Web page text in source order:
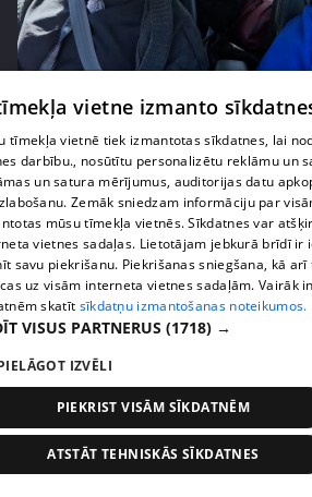
"Tevi sagaida pārsteigums!"
satraukta par draudzeņu izdomu
71. epizode
pirms 2 nedēļām, 6 dienām
vietne izmanto
tīmekļa vietnē tiek izmantotas sīkdatnes, lai
darbību., nosūtītu personalizētu reklāmu un
un satura mērījumus, auditorijas datu
Zemāk sniedzam informāciju par
mūsu tīmekļa vietnēs. Sīkdatnes var
vietnes sadaļas. Lietotājam jebkurā brīdī ir
savu piekrišanu. Piekrišanas sniegšana, kā
uz visām interneta vietnes sadaļām. Vairāk
skatīt sīkdatņu izmantošanas noteikumos.
VISUS PARTNERUS (1718) →
IZVĒLI
PIEKRIST VISĀM SĪKDATNĒM
ATSTĀT TEHNISKĀS SĪKDATNES